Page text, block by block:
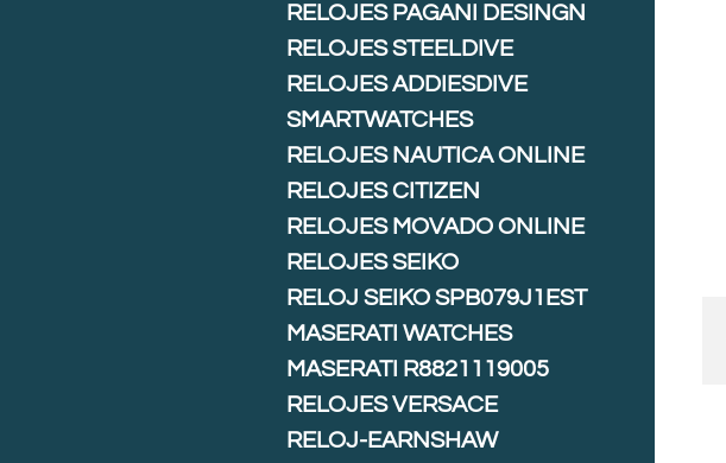
RELOJES PAGANI DESINGN
RELOJES STEELDIVE
RELOJES ADDIESDIVE
SMARTWATCHES
RELOJES NAUTICA ONLINE
RELOJES CITIZEN
RELOJES MOVADO ONLINE
RELOJES SEIKO
RELOJ SEIKO SPB079J1EST
MASERATI WATCHES
MASERATI R8821119005
RELOJES VERSACE
RELOJ-EARNSHAW